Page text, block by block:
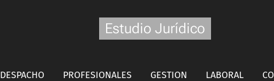
Estudio Jurídico
DESPACHO PROFESIONALES GESTION LABORAL